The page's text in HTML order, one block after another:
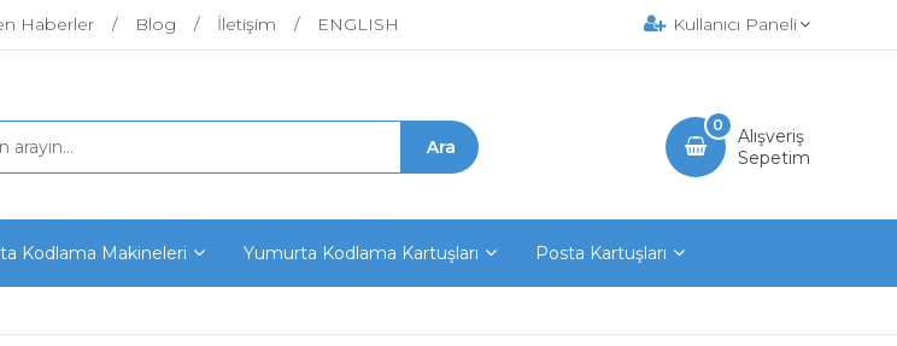
Haberler Blog İletişim ENGLISH
Kullanıcı Paneli
Alışveriş
Sepetim
0
Kodlama Makineleri Yumurta Kodlama Kartuşları Posta Kartuşları